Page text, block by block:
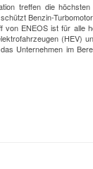
treffen die
Benzin-
ENEOS ist für alle
(HEV)
Unternehmen im